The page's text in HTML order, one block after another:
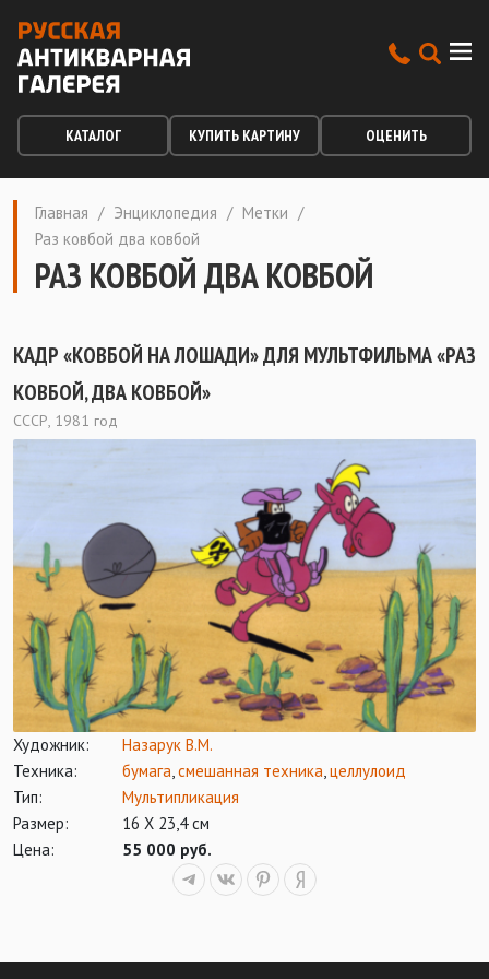
КАТАЛОГ КУПИТЬ КАРТИНУ ОЦЕНИТЬ
Главная / Энциклопедия / Метки /
Раз ковбой два ковбой
РАЗ КОВБОЙ ДВА КОВБОЙ
КАДР «КОВБОЙ НА ЛОШАДИ» ДЛЯ МУЛЬТФИЛЬМА «РАЗ
КОВБОЙ, ДВА КОВБОЙ»
СССР, 1981 год
Художник:
Назарук В.М.
Техника:
бумага,смешанная техника,целлулоид
Тип:
Мультипликация
Размер:
16 Х 23,4 см
Цена:
55 000 руб.